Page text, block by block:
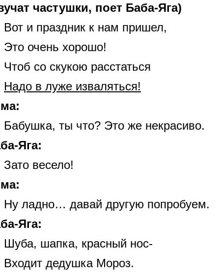
частушки, поет Баба-Яга)
Вот и праздник к нам пришел,
Это очень хорошо!
Чтоб со скукою расстаться
Надо в луже изваляться!
Бабушка, ты что? Это же некрасиво.
Яга:
Зато весело!
Ну ладно… давай другую попробуем.
Яга:
Шуба, шапка, красный нос-
Входит дедушка Мороз.